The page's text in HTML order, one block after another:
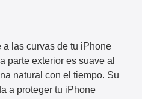
las curvas de tu iPhone
parte exterior es suave al
natural con el tiempo. Su
a proteger tu iPhone